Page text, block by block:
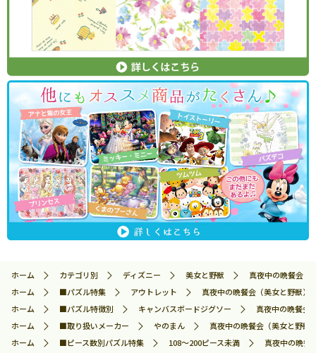
ホーム カテゴリ別 ディズニー 美女と野獣
真夜中の晩餐会
ホーム
■パズル特集 アウトレット
真夜中の晩餐会（美女と野獣
ホーム
■パズル特徴別 キャンバスボードジグソー
真夜中の晩餐
ホーム
■取り扱いメーカー やのまん
真夜中の晩餐会（美女と野
ホーム
■ピース数別パズル特集 108～200ピース未満
真夜中の晩